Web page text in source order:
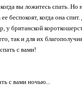
вы ложитесь спать. Но
беспокоят, когда она
у британской
так и для их
с вами!
с вами ночью...